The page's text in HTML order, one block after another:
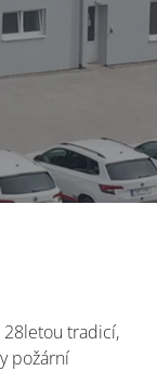
28letou tradicí,
požární